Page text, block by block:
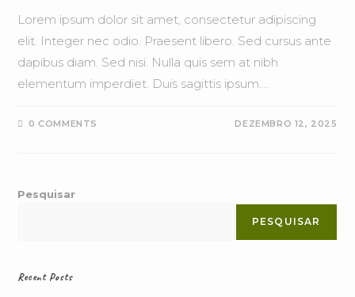
Lorem ipsum dolor sit amet, consectetur adipiscing
elit. Integer nec odio. Praesent libero. Sed cursus ante
dapibus diam. Sed nisi. Nulla quis sem at nibh
elementum imperdiet. Duis sagittis ipsum.…
0 COMMENTS DEZEMBRO 12, 2025
Pesquisar
PESQUISAR
Recent Posts